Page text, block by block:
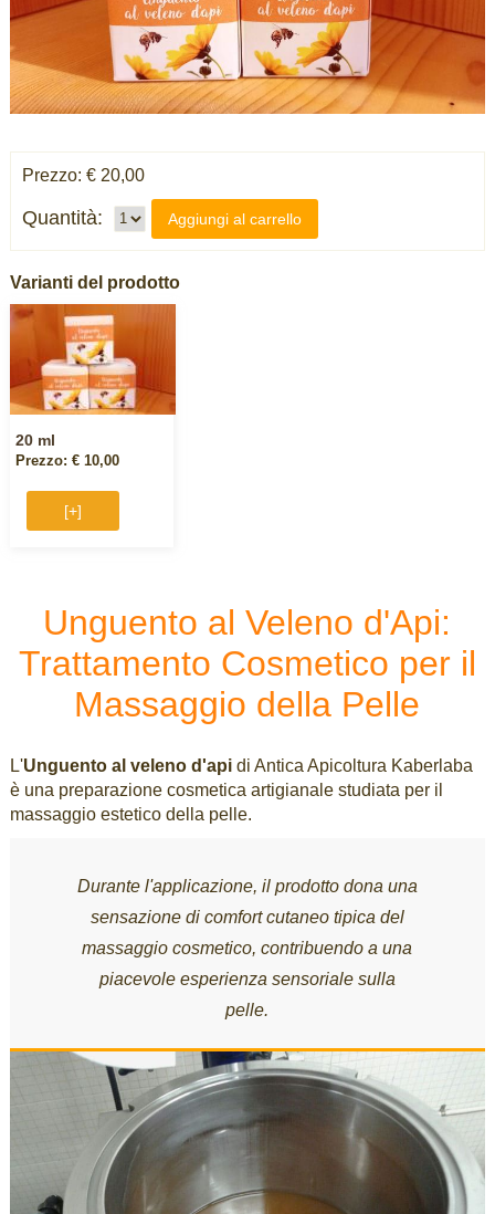
Prezzo: € 20,00
Quantità: Aggiungi al carrello
Varianti del prodotto
20 ml
Prezzo: € 10,00
[+]
Unguento al Veleno d'Api:
Trattamento Cosmetico per il
Massaggio della Pelle
L'Unguento al veleno d'apidi Antica Apicoltura Kaberlaba
è una preparazione cosmetica artigianale studiata per il
massaggio estetico della pelle.
Durante l'applicazione, il prodotto dona una
sensazione di comfort cutaneo tipica del
massaggio cosmetico, contribuendo a una
piacevole esperienza sensoriale sulla
pelle.